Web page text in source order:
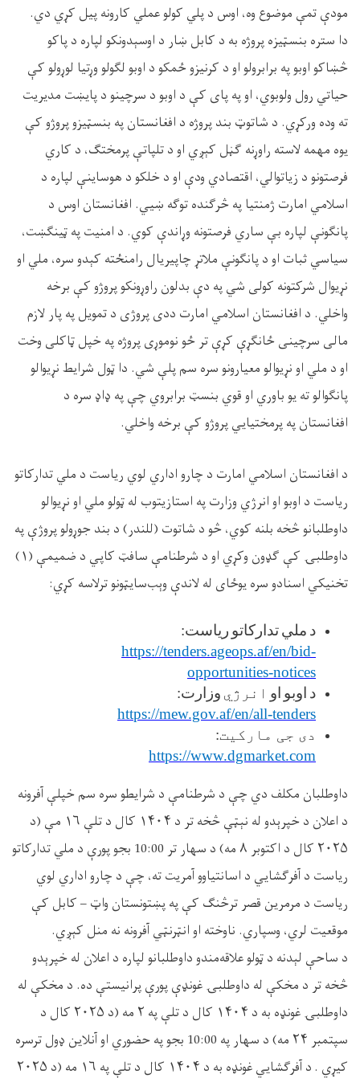
مودې تمې موضوع وه، اوس د پلي کولو عملي کارونه پیل کړي دي.
دا ستره بنسټیزه پروژه به د کابل ښار د اوسېدونکو لپاره د پاکو
څښاکو اوبو په برابرولو او د کرنیزو ځمکو د اوبو لګولو وړتیا لوړولو کې
حیاتي رول ولوبوي، او په پای کې د اوبو د سرچینو د پایښت مدیریت
ته وده ورکړي. د شاتوټ بند پروژه د افغانستان په بنسټیزو پروژو کې
یوه مهمه لاسته راوړنه ګڼل کېږي او د تلپاتې پرمختګ، د کاري
فرصتونو د زياتوالي، اقتصادي ودې او د خلکو د هوساينې لپاره د
اسلامي امارت ژمنتیا په څرګنده توګه ښيي. افغانستان اوس د
پانګونې لپاره بې ساري فرصتونه وړاندې کوي. د امنيت په ټينګښت،
سياسي ثبات او دپانګونې ملاتړ چاپیریال رامنځته کېدو سره، ملي او
نړیوال شرکتونه کولی شي په دې بدلون راوړونکو پروژو کې برخه
واخلي. د افغانستان اسلامي امارت ددی پروژی د تمویل په پار لازم
مالی سرچینی ځانګړې کړې تر ځو نوموړی پروژه په خپل ټاکلی وخت
او د ملي اونړيوالومعيارونوسره سم پلې شي. دا ټول شرایط نړیوالو
پانګوالو ته یو باوري او قوي بنسټ برابروي چې په ډاډ سره د
افغانستان په پرمختیايي پروژو کې برخه واخلي.
د افغانستان اسلامي امارت د چارواداري لوي رياست د مليتدارکاتو
رياست د اوبواوانرژي وزارتپه استازيتوب لهټولوملي اونړيوالو
داوطلبانوڅخه بلنه کوي،څود شاتوت (للندر) د بند جوړولو پروژې په
داوطلبۍ کې ګډون وکړي اود شرطنامې سافټ کاپي د
ضميمې (۱)
تخنيکي اسنادوسرهيوځای لهلاندې وېبسایټونوترلاسه کړي:
د مليتدارکاتو ریاست:
https://tenders.ageops.af/en/bid-
opportunities-notices
د اوبو او انرژي وزارت:
https://mew.gov.af/en/all-tenders
دی جی مارکیت:
https://www.dgmarket.com
داوطلبان مکلف دي چې د شرطنامې د شرايطوسره سمخپلېآفرونه
د اعلان دخپرېدوله نېټېڅخهتر د ۱۴۰۴ کال دتلې ۱۶ مې (د
۲۰۲۵ کال د اکتوبر ۸ مه) د سهار تر 10:00 بجو پورې د مليتدارکاتو
ریاست دآفرګشايي د اسانتیاووآمريتته، چې د چارواداري لوي
رياست د مرمرین قصر ترڅنګ کېپهپښتونستان واټ–کابل کې
موقعیت لري، وسپاري. ناوخته اوانټرنټيآفرونه نه منل کېږي.
د ساحې لېدنه دټولوعلاقهمندوداوطلبانولپاره د اعلان لهخپرېدو
څخهتر د مخکې له داوطلبۍغونډېپورېپرانيستې ده. د مخکې له
داوطلبۍغونډه به د ۱۴۰۴ کال دتلېپه ۲ مه (د ۲۰۲۵ کال د
سپتمبر ۲۴ مه)د سهار په 10:00 بجوپهحضوري اوآنلاین ډولترسره
کیړي .دآفرګشاييغونډه به د ۱۴۰۴ کال دتلېپه ۱۶ مه (د ۲۰۲۵